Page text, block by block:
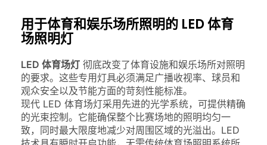
用于体育和娱乐场所照明的 LED 体育
场照明灯
LED 体育场灯 彻底改变了体育设施和娱乐场所对照明
的要求。这些专用灯具必须满足广播收视率、球员和
观众安全以及节能方面的苛刻性能标准。
现代 LED 体育场灯采用先进的光学系统，可提供精确
的光束控制。它能确保整个比赛场地的照明均匀一
致，同时最大限度地减少对周围区域的光溢出。LED